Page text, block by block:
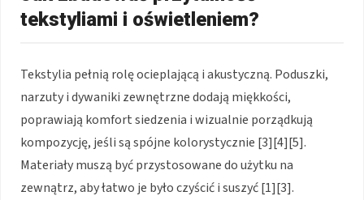
tekstyliami i oświetleniem?
Tekstylia pełnią rolę ocieplającą i akustyczną. Poduszki,
narzuty i dywaniki zewnętrzne dodają miękkości,
poprawiają komfort siedzenia i wizualnie porządkują
kompozycję, jeśli są spójne kolorystycznie [3][4][5].
Materiały muszą być przystosowane do użytku na
zewnątrz, aby łatwo je było czyścić i suszyć [1][3].